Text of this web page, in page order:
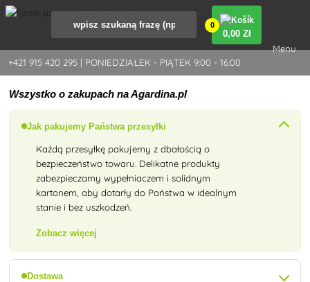
+421 915 420 295 | PONIEDZIAŁEK - PIĄTEK 9:00 - 16:00
0
0,00 Zł
Menu
Wszystko o zakupach na Agardina.pl
Jak pakujemy Państwa przesyłki
Każdą przesyłkę pakujemy z dbałością o
bezpieczeństwo towaru. Delikatne produkty
zabezpieczamy wypełniaczem i solidnym
kartonem, aby dotarły do Państwa w idealnym
stanie i bez uszkodzeń.
Zobacz więcej
Dostawa